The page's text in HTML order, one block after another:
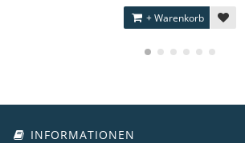
+ Warenkorb
INFORMATIONEN